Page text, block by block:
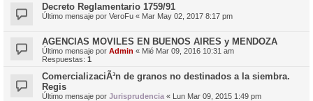
Decreto Reglamentario 1759/91
Último mensaje por VeroFu « Mar May 02, 2017 8:17 pm
AGENCIAS MOVILES EN BUENOS AIRES y MENDOZA
Último mensaje por Admin « Mié Mar 09, 2016 10:31 am
Respuestas: 1
ComercializaciÃ³n de granos no destinados a la siembra.
Regis
Último mensaje por Jurisprudencia « Lun Mar 09, 2015 1:49 pm